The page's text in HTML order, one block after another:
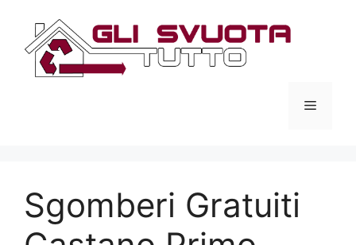
contenuto
Menu
Sgomberi Gratuiti